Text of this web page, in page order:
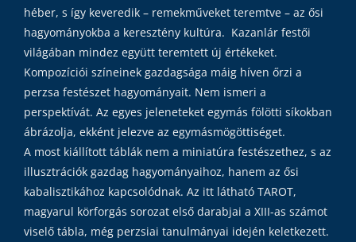
héber, s így keveredik – remekműveket teremtve – az ősi
hagyományokba a keresztény kultúra. Kazanlár festői
világában mindez együtt teremtett új értékeket.
Kompozíciói színeinek gazdagsága máig híven őrzi a
perzsa festészet hagyományait. Nem ismeri a
perspektívát. Az egyes jeleneteket egymás fölötti síkokban
ábrázolja, ekként jelezve az egymásmögöttiséget.
A most kiállított táblák nem a miniatúra festészethez, s az
illusztrációk gazdag hagyományaihoz, hanem az ősi
kabalisztikához kapcsolódnak. Az itt látható TAROT,
magyarul körforgás sorozat első darabjai a XIII-as számot
viselő tábla, még perzsiai tanulmányai idején keletkezett.